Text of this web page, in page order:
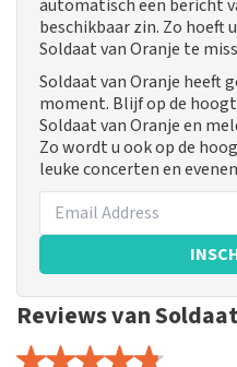
automatisch een bericht
beschikbaar zin. Zo hoeft
Soldaat van Oranje te
Soldaat van Oranje heeft
moment. Blijf op de
Soldaat van Oranje en
Zo wordt u ook op de
leuke concerten en
Reviews van